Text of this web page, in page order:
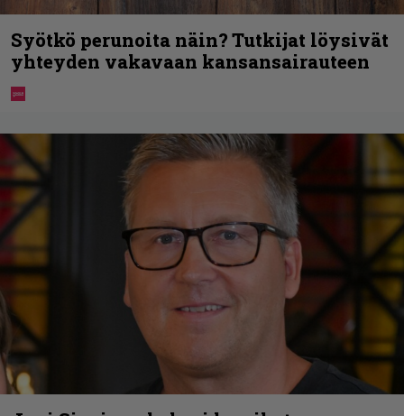
Syötkö perunoita näin? Tutkijat löysivät
yhteyden vakavaan kansansairauteen